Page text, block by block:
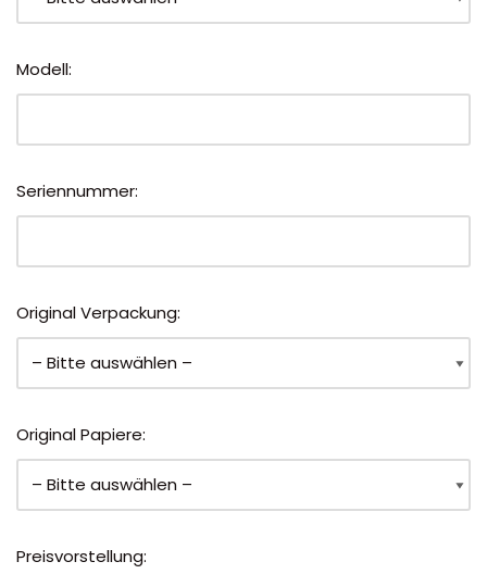
Modell:
Seriennummer:
Original Verpackung:
Original Papiere:
Preisvorstellung: